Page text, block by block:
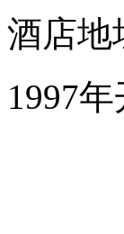
酒店地
1997